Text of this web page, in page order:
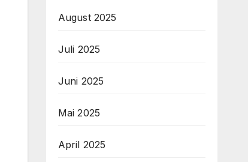
August 2025
Juli 2025
Juni 2025
Mai 2025
April 2025